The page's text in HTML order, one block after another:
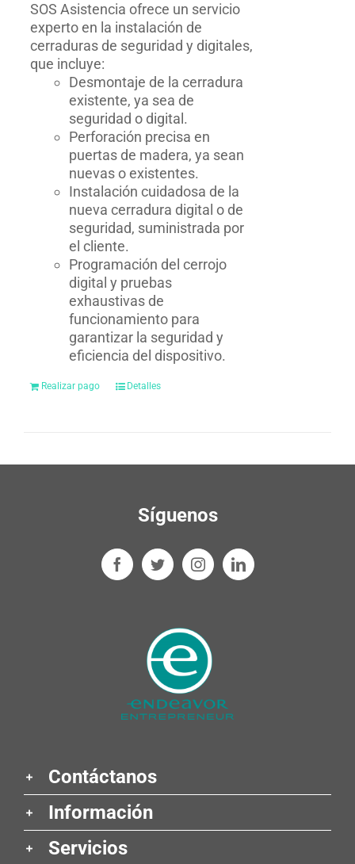
SOS Asistencia ofrece un servicio
experto en la instalación de
cerraduras de seguridad y digitales,
que incluye:
Desmontaje de la cerradura
existente, ya sea de
seguridad o digital.
Perforación precisa en
puertas de madera, ya sean
nuevas o existentes.
Instalación cuidadosa de la
nueva cerradura digital o de
seguridad, suministrada por
el cliente.
Programación del cerrojo
digital y pruebas
exhaustivas de
funcionamiento para
garantizar la seguridad y
eficiencia del dispositivo.
Realizar pago Detalles
Síguenos
Contáctanos
Información
Servicios